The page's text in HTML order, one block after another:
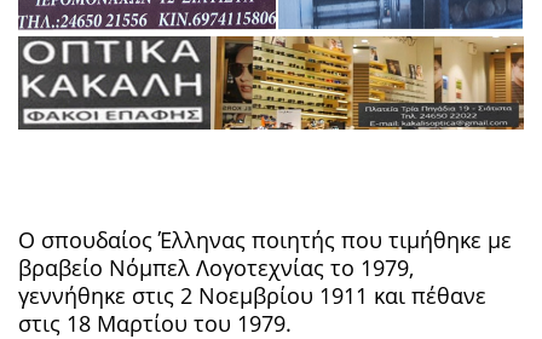
Ο σπουδαίος Έλληνας ποιητής που τιμήθηκε με
βραβείο Νόμπελ Λογοτεχνίας το 1979,
γεννήθηκε στις 2 Νοεμβρίου 1911 και πέθανε
στις 18 Μαρτίου του 1979.